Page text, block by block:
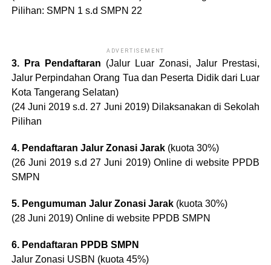
Pilihan: SMPN 1 s.d SMPN 22
ADVERTISEMENT
3. Pra Pendaftaran (Jalur Luar Zonasi, Jalur Prestasi,
Jalur Perpindahan Orang Tua dan Peserta Didik dari Luar
Kota Tangerang Selatan)
(24 Juni 2019 s.d. 27 Juni 2019) Dilaksanakan di Sekolah
Pilihan
4. Pendaftaran Jalur Zonasi Jarak(kuota 30%)
(26 Juni 2019 s.d 27 Juni 2019) Online di website PPDB
SMPN
5. Pengumuman Jalur Zonasi Jarak(kuota 30%)
(28 Juni 2019) Online di website PPDB SMPN
6. Pendaftaran PPDB SMPN
Jalur Zonasi USBN (kuota 45%)